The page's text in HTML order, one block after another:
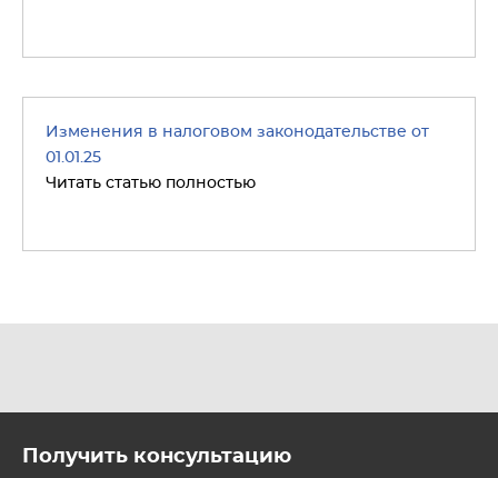
Изменения в налоговом законодательстве от
01.01.25
Читать статью полностью
Получить консультацию